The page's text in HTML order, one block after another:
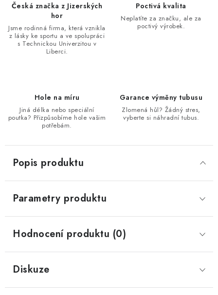
Česká značka z Jizerských
hor
Jsme rodinná firma, která vznikla
z lásky ke sportu a ve spolupráci
s Technickou Univerzitou v
Liberci.
Poctivá kvalita
Neplatíte za značku, ale za
poctivý výrobek.
Hole na míru
Jiná délka nebo speciální
poutka? Přizpůsobíme hole vašim
potřebám.
Garance výměny tubusu
Zlomená hůl? Žádný stres,
vyberte si náhradní tubus.
Popis produktu
Parametry produktu
Hodnocení produktu (0)
Diskuze